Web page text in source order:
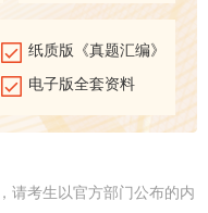
纸质版《真题汇编》
电子版全套资料
请考生以官方部门公布的内